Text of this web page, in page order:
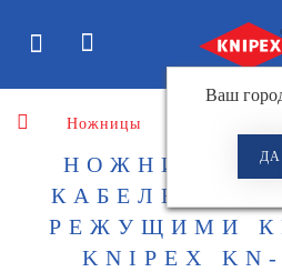
Ваш
Ножницы
НОЖНИЦЫ
КАБЕЛЕЙ С
РЕЖУЩИМИ
KNIPEX